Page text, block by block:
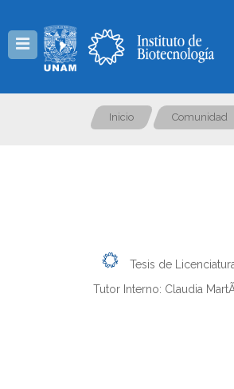
Inicio Comunidad
Tesis de
Tutor Interno: Claudia